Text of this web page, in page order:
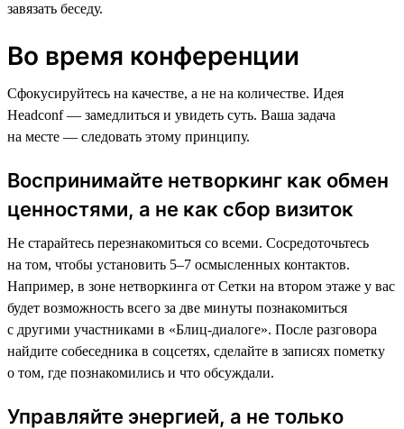
завязать беседу.
Во время конференции
Сфокусируйтесь на качестве, а не на количестве. Идея
Headсonf — замедлиться и увидеть суть. Ваша задача
на месте — следовать этому принципу.
Воспринимайте нетворкинг как обмен
ценностями, а не как сбор визиток
Не старайтесь перезнакомиться со всеми. Сосредоточьтесь
на том, чтобы установить 5–7 осмысленных контактов.
Например, в зоне нетворкинга от Сетки на втором этаже у вас
будет возможность всего за две минуты познакомиться
с другими участниками в «Блиц-диалоге». После разговора
найдите собеседника в соцсетях, сделайте в записях пометку
о том, где познакомились и что обсуждали.
Управляйте энергией, а не только